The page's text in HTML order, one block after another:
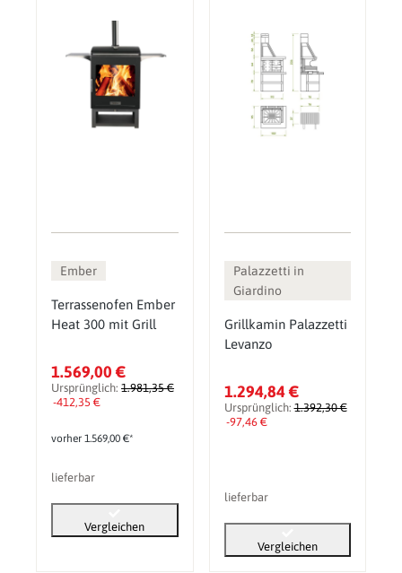
Ember
Terrassenofen Ember
Heat 300 mit Grill
1.569,00 €
Ursprünglich: 1.981,35 €
-412,35 €
vorher 1.569,00 €*
lieferbar
Vergleichen
Palazzetti in
Giardino
Grillkamin Palazzetti
Levanzo
1.294,84 €
Ursprünglich:1.392,30 €
-97,46 €
lieferbar
Vergleichen